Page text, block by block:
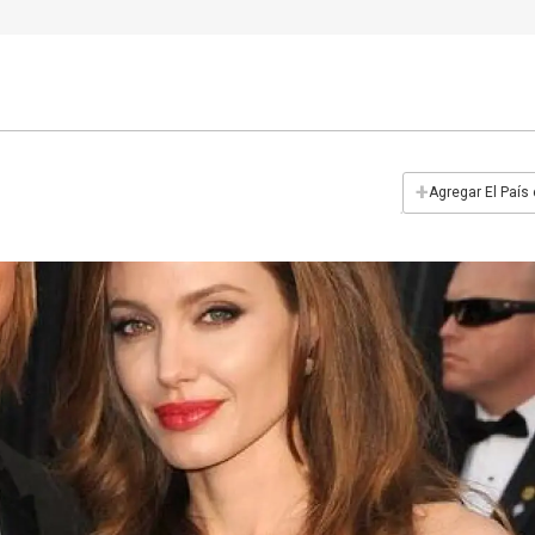
+Agregar El País